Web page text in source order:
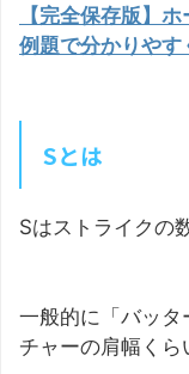
【完全保存版】
例題で分かりやす
Sとは
Sはストライクの
一般的に「バッタ
チャーの肩幅くら